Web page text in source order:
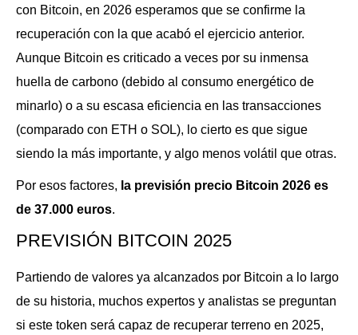
con Bitcoin, en 2026 esperamos que se confirme la
recuperación con la que acabó el ejercicio anterior.
Aunque Bitcoin es criticado a veces por su inmensa
huella de carbono (debido al consumo energético de
minarlo) o a su escasa eficiencia en las transacciones
(comparado con ETH o SOL), lo cierto es que sigue
siendo la más importante, y algo menos volátil que otras.
Por esos factores, la previsión precio Bitcoin 2026 es
de 37.000 euros.
PREVISIÓN BITCOIN 2025
Partiendo de valores ya alcanzados por Bitcoin a lo largo
de su historia, muchos expertos y analistas se preguntan
si este token será capaz de recuperar terreno en 2025,